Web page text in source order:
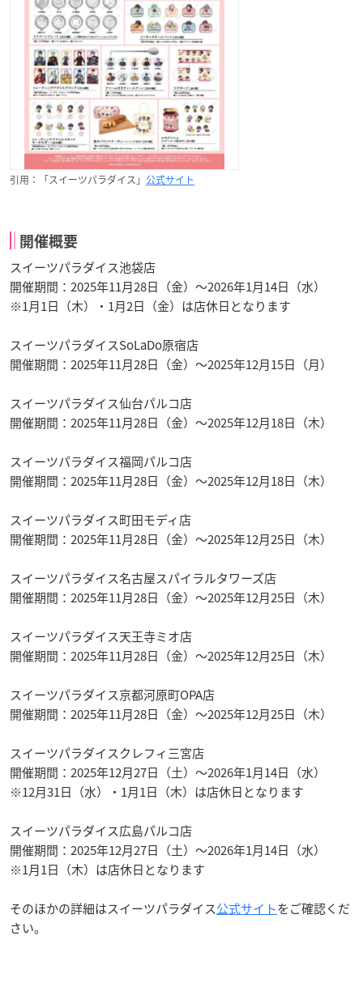
引用：「スイーツパラダイス」 公式サイト
開催概要
スイーツパラダイス池袋店
開催期間：2025年11月28日（金）～2026年1月14日（水）
※1月1日（木）・1月2日（金）は店休日となります
スイーツパラダイスSoLaDo原宿店
開催期間：2025年11月28日（金）～2025年12月15日（月）
スイーツパラダイス仙台パルコ店
開催期間：2025年11月28日（金）～2025年12月18日（木）
スイーツパラダイス福岡パルコ店
開催期間：2025年11月28日（金）～2025年12月18日（木）
スイーツパラダイス町田モディ店
開催期間：2025年11月28日（金）～2025年12月25日（木）
スイーツパラダイス名古屋スパイラルタワーズ店
開催期間：2025年11月28日（金）～2025年12月25日（木）
スイーツパラダイス天王寺ミオ店
開催期間：2025年11月28日（金）～2025年12月25日（木）
スイーツパラダイス京都河原町OPA店
開催期間：2025年11月28日（金）～2025年12月25日（木）
スイーツパラダイスクレフィ三宮店
開催期間：2025年12月27日（土）～2026年1月14日（水）
※12月31日（水）・1月1日（木）は店休日となります
スイーツパラダイス広島パルコ店
開催期間：2025年12月27日（土）～2026年1月14日（水）
※1月1日（木）は店休日となります
そのほかの詳細はスイーツパラダイス公式サイトをご確認くだ
さい。